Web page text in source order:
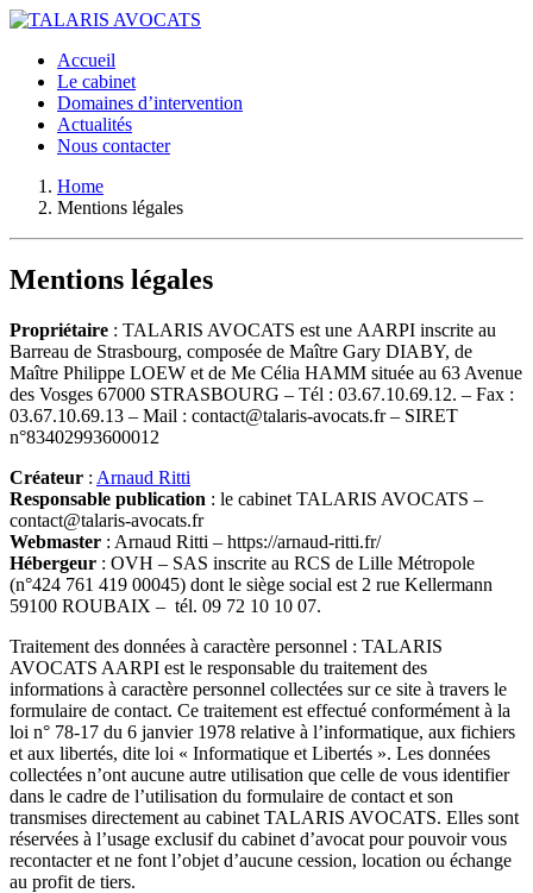
Accueil
Le cabinet
Domaines d’intervention
Actualités
Nous contacter
Home
Mentions légales
Mentions légales
Propriétaire : TALARIS AVOCATS est une AARPI inscrite au
Barreau de Strasbourg, composée de Maître Gary DIABY, de
Maître Philippe LOEW et de Me Célia HAMM située au 63 Avenue
des Vosges 67000 STRASBOURG – Tél : 03.67.10.69.12. – Fax :
03.67.10.69.13 – Mail : contact@talaris-avocats.fr – SIRET
n°83402993600012
Créateur : Arnaud Ritti
Responsable publication : le cabinet TALARIS AVOCATS –
contact@talaris-avocats.fr
Webmaster : Arnaud Ritti – https://arnaud-ritti.fr/
Hébergeur : OVH – SAS inscrite au RCS de Lille Métropole
(n°424 761 419 00045) dont le siège social est 2 rue Kellermann
59100 ROUBAIX – tél. 09 72 10 10 07.
Traitement des données à caractère personnel : TALARIS
AVOCATS AARPI est le responsable du traitement des
informations à caractère personnel collectées sur ce site à travers le
formulaire de contact. Ce traitement est effectué conformément à la
loi n° 78-17 du 6 janvier 1978 relative à l’informatique, aux fichiers
et aux libertés, dite loi « Informatique et Libertés ». Les données
collectées n’ont aucune autre utilisation que celle de vous identifier
dans le cadre de l’utilisation du formulaire de contact et son
transmises directement au cabinet TALARIS AVOCATS. Elles sont
réservées à l’usage exclusif du cabinet d’avocat pour pouvoir vous
recontacter et ne font l’objet d’aucune cession, location ou échange
au profit de tiers.